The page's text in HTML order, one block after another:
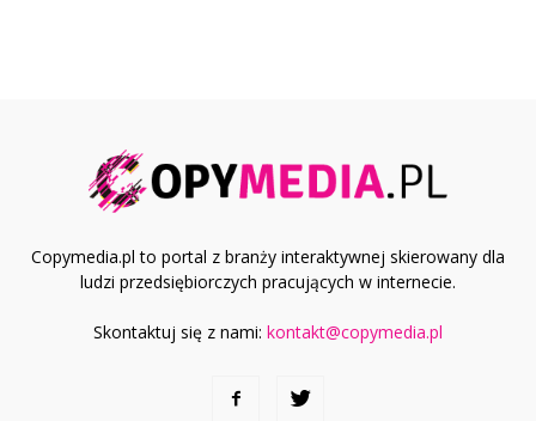
Copymedia.pl to portal z branży interaktywnej skierowany dla
ludzi przedsiębiorczych pracujących w internecie.
Skontaktuj się z nami: kontakt@copymedia.pl